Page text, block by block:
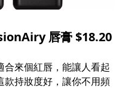
唇膏 $18.20
合來個紅唇，能讓人看起
款持妝度好，讓你不用頻